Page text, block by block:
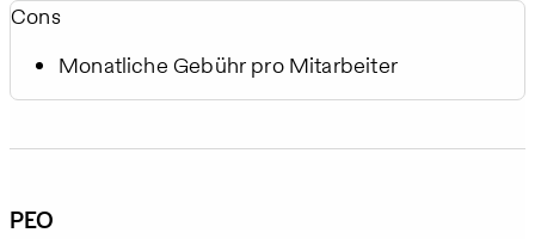
Cons
Monatliche Gebühr pro Mitarbeiter
PEO